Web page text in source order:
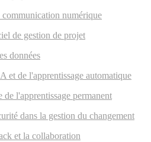
numérique
de gestion de projet
données
et de l'apprentissage automatique
l'apprentissage permanent
dans la gestion du changement
et la collaboration